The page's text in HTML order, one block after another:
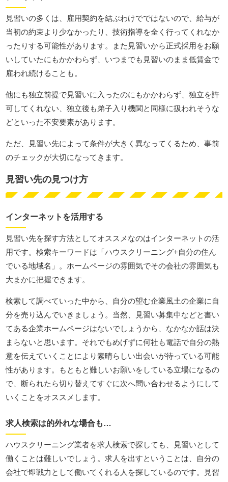
見習いの多くは、雇用契約を結ぶわけでではないので、給与が
当初の約束より少なかったり、技術指導を全く行ってくれなか
ったりする可能性があります。また見習いから正式採用をお願
いしていたにもかかわらず、いつまでも見習いのまま低賃金で
雇われ続けることも。
他にも独立前提で見習いに入ったのにもかかわらず、独立を許
可してくれない、独立後も弟子入り機関と同様に扱われそうな
どといった不安要素があります。
ただ、見習い先によって条件が大きく異なってくるため、事前
のチェックが大切になってきます。
見習い先の見つけ方
インターネットを活用する
見習い先を探す方法としてオススメなのはインターネットの活
用です。検索キーワードは「ハウスクリーニング+自分の住ん
でいる地域名」。ホームページの雰囲気でその会社の雰囲気も
大まかに把握できます。
検索して調べていった中から、自分の望む企業風土の企業に自
分を売り込んでいきましょう。当然、見習い募集中などと書い
てある企業ホームページはないでしょうから、なかなか話は決
まらないと思います。それでもめげずに何社も電話で自分の熱
意を伝えていくことにより素晴らしい出会いが待っている可能
性があります。もともと難しいお願いをしている立場になるの
で、断られたら切り替えてすぐに次へ問い合わせるようにして
いくことをオススメします。
求人検索は的外れな場合も…
ハウスクリーニング業者を求人検索で探しても、見習いとして
働くことは難しいでしょう。求人を出すということは、自分の
会社で即戦力として働いてくれる人を探しているのです。見習